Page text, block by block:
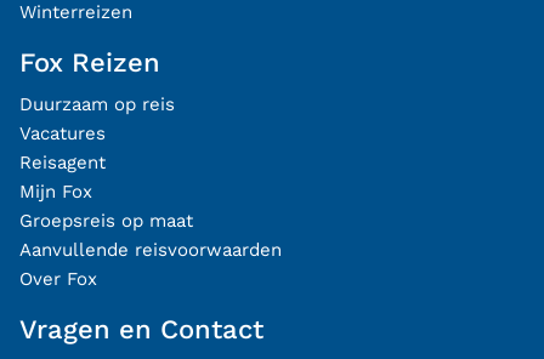
Winterreizen
Fox Reizen
Duurzaam op reis
Vacatures
Reisagent
Mijn Fox
Groepsreis op maat
Aanvullende reisvoorwaarden
Over Fox
Vragen en Contact